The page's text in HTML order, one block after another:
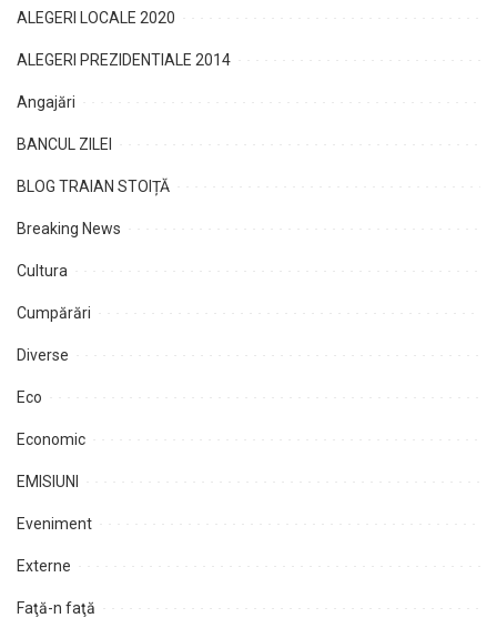
ALEGERI LOCALE 2020
ALEGERI PREZIDENTIALE 2014
Angajări
BANCUL ZILEI
BLOG TRAIAN STOIȚĂ
Breaking News
Cultura
Cumpărări
Diverse
Eco
Economic
EMISIUNI
Eveniment
Externe
Faţă-n faţă